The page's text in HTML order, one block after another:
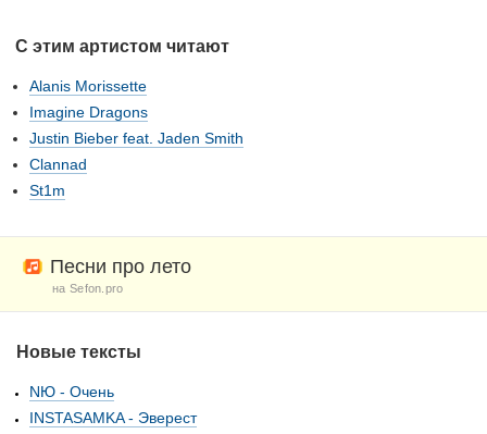
С этим артистом читают
Alanis Morissette
Imagine Dragons
Justin Bieber feat. Jaden Smith
Clannad
St1m
Песни про лето
на Sefon.pro
Новые тексты
NЮ - Очень
INSTASAMKA - Эверест